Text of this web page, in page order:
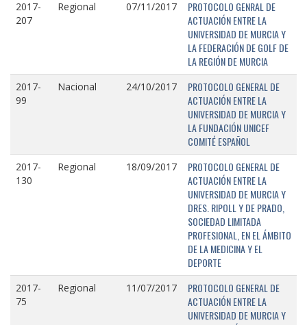
2017-
207
Regional 07/11/2017
PROTOCOLO GENRAL DE
ACTUACIÓN ENTRE LA
UNIVERSIDAD DE MURCIA Y
LA FEDERACIÓN DE GOLF DE
LA REGIÓN DE MURCIA
2017-
99
Nacional 24/10/2017
PROTOCOLO GENERAL DE
ACTUACIÓN ENTRE LA
UNIVERSIDAD DE MURCIA Y
LA FUNDACIÓN UNICEF
COMITÉ ESPAÑOL
2017-
130
Regional 18/09/2017
PROTOCOLO GENERAL DE
ACTUACIÓN ENTRE LA
UNIVERSIDAD DE MURCIA Y
DRES. RIPOLL Y DE PRADO,
SOCIEDAD LIMITADA
PROFESIONAL, EN EL ÁMBITO
DE LA MEDICINA Y EL
DEPORTE
2017-
75
Regional 11/07/2017
PROTOCOLO GENERAL DE
ACTUACIÓN ENTRE LA
UNIVERSIDAD DE MURCIA Y